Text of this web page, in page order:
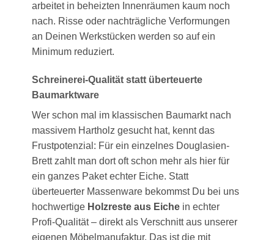
arbeitet in beheizten Innenräumen kaum noch
nach. Risse oder nachträgliche Verformungen
an Deinen Werkstücken werden so auf ein
Minimum reduziert.
Schreinerei-Qualität statt überteuerte
Baumarktware
Wer schon mal im klassischen Baumarkt nach
massivem Hartholz gesucht hat, kennt das
Frustpotenzial: Für ein einzelnes Douglasien-
Brett zahlt man dort oft schon mehr als hier für
ein ganzes Paket echter Eiche. Statt
überteuerter Massenware bekommst Du bei uns
hochwertige Holzreste aus Eichein echter
Profi-Qualität – direkt als Verschnitt aus unserer
eigenen Möbelmanufaktur. Das ist die mit